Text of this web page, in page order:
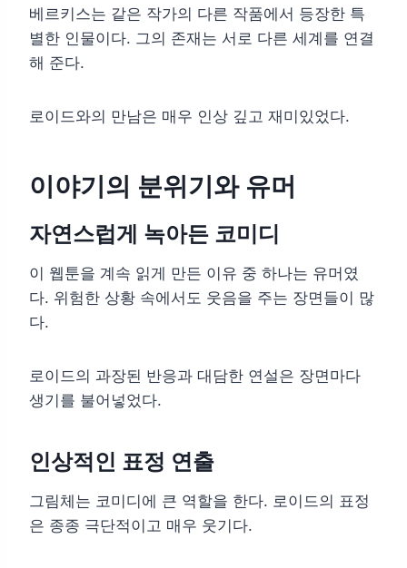
베르키스는 같은 작가의 다른 작품에서 등장한 특
별한 인물이다. 그의 존재는 서로 다른 세계를 연결
해 준다.
로이드와의 만남은 매우 인상 깊고 재미있었다.
이야기의 분위기와 유머
자연스럽게 녹아든 코미디
이 웹툰을 계속 읽게 만든 이유 중 하나는 유머였
다. 위험한 상황 속에서도 웃음을 주는 장면들이 많
다.
로이드의 과장된 반응과 대담한 연설은 장면마다
생기를 불어넣었다.
인상적인 표정 연출
그림체는 코미디에 큰 역할을 한다. 로이드의 표정
은 종종 극단적이고 매우 웃기다.